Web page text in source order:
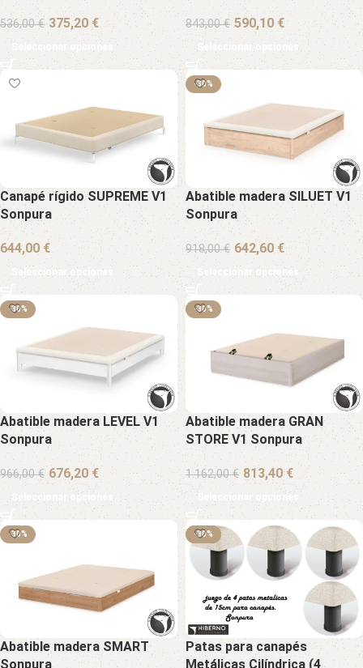
536,00€ €
Seleccionar opciones
843,00€ €
Seleccionar opciones
Canapé rígido SUPREME V1
Sonpura
€
Seleccionar opciones
-30%
Abatible madera SILUET V1
Sonpura
918,00€ €
Seleccionar opciones
-30%
Abatible madera LEVEL V1
Sonpura
966,00€ €
Seleccionar opciones
-30%
Abatible madera GRAN
STORE V1 Sonpura
1.162,00€ €
Seleccionar opciones
-30%
Abatible madera SMART
Sonpura
-30%
-30%
Patas para canapés
Metálicas Cilíndrica (4